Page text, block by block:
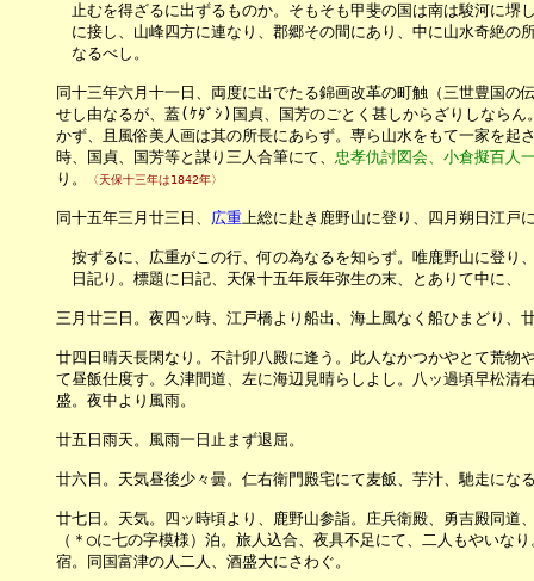
止むを得ざるに出ずるものか。そもそも甲斐の国は南は駿河に堺し
に接し、山峰四方に連なり、郡郷その間にあり、中に山水奇絶の所
なるべし。
同十三年六月十一日、両度に出でたる錦画改革の町触（三世豊国の
せし由なるが、蓋(ｹﾀﾞｼ)国貞、国芳のごとく甚しからざりしならん
かず、且風俗美人画は其の所長にあらず。専ら山水をもて一家を起さ
時、国貞、国芳等と謀り三人合筆にて、 忠孝仇討図会、小倉擬百人
り。
〈天保十三年は1842年〉
同十五年三月廿三日、 広重上総に赴き鹿野山に登り、四月朔日江戸
按ずるに、広重がこの行、何の為なるを知らず。唯鹿野山に登り、
日記り。標題に日記、天保十五年辰年弥生の末、とありて中に、
三月廿三日。夜四ッ時、江戸橋より船出、海上風なく船ひまどり、廿
廿四日晴天長閑なり。不計卯八殿に逢う。此人なかつかやとて荒物
て昼飯仕度す。久津間道、左に海辺見晴らしよし。八ッ過頃早松清右
盛。夜中より風雨。
廿五日雨天。風雨一日止まず退屈。
廿六日。天気昼後少々曇。仁右衛門殿宅にて麦飯、芋汁、馳走にな
廿七日。天気。四ッ時頃より、鹿野山参詣。庄兵衛殿、勇吉殿同道、
（＊◯に七の字模様）泊。旅人込合、夜具不足にて、二人もやいなり
宿。同国富津の人二人、酒盛大にさわぐ。